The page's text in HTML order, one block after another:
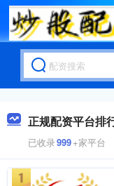
正规配资平台排
已收录999+家平台